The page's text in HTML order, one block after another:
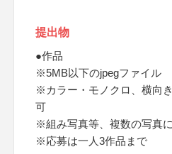
提出物
●作品
※5MB以下のjpegファイル
※カラー・モノクロ、横向
可
※組み写真等、複数の写真
※応募は一人3作品まで